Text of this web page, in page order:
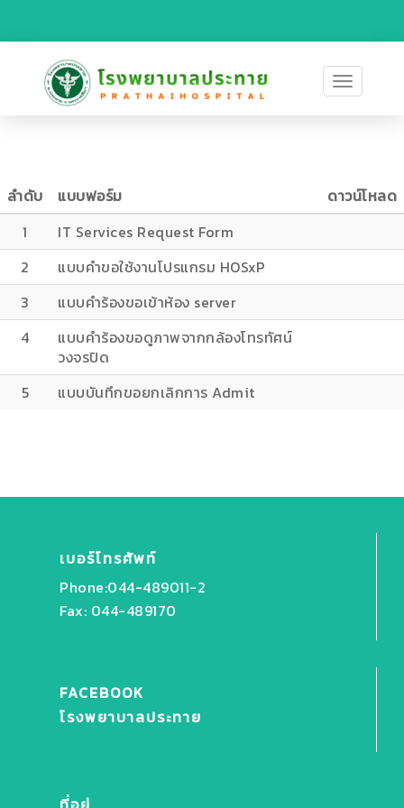
Toggle
ลำดับ แบบฟอร์ม
ดาวน์โหลด
1
IT Services Request Form
2
แบบคำขอใช้งานโปรแกรม HOSxP
3
แบบคำร้องขอเข้าห้อง server
4
แบบคำร้องขอดูภาพจากกล้องโทรทัศน์
วงจรปิด
5
แบบบันทึกขอยกเลิกการ Admit
เบอร์โทรศัพท์
Phone:044-489011-2
Fax: 044-489170
FACEBOOK
โรงพยาบาลประทาย